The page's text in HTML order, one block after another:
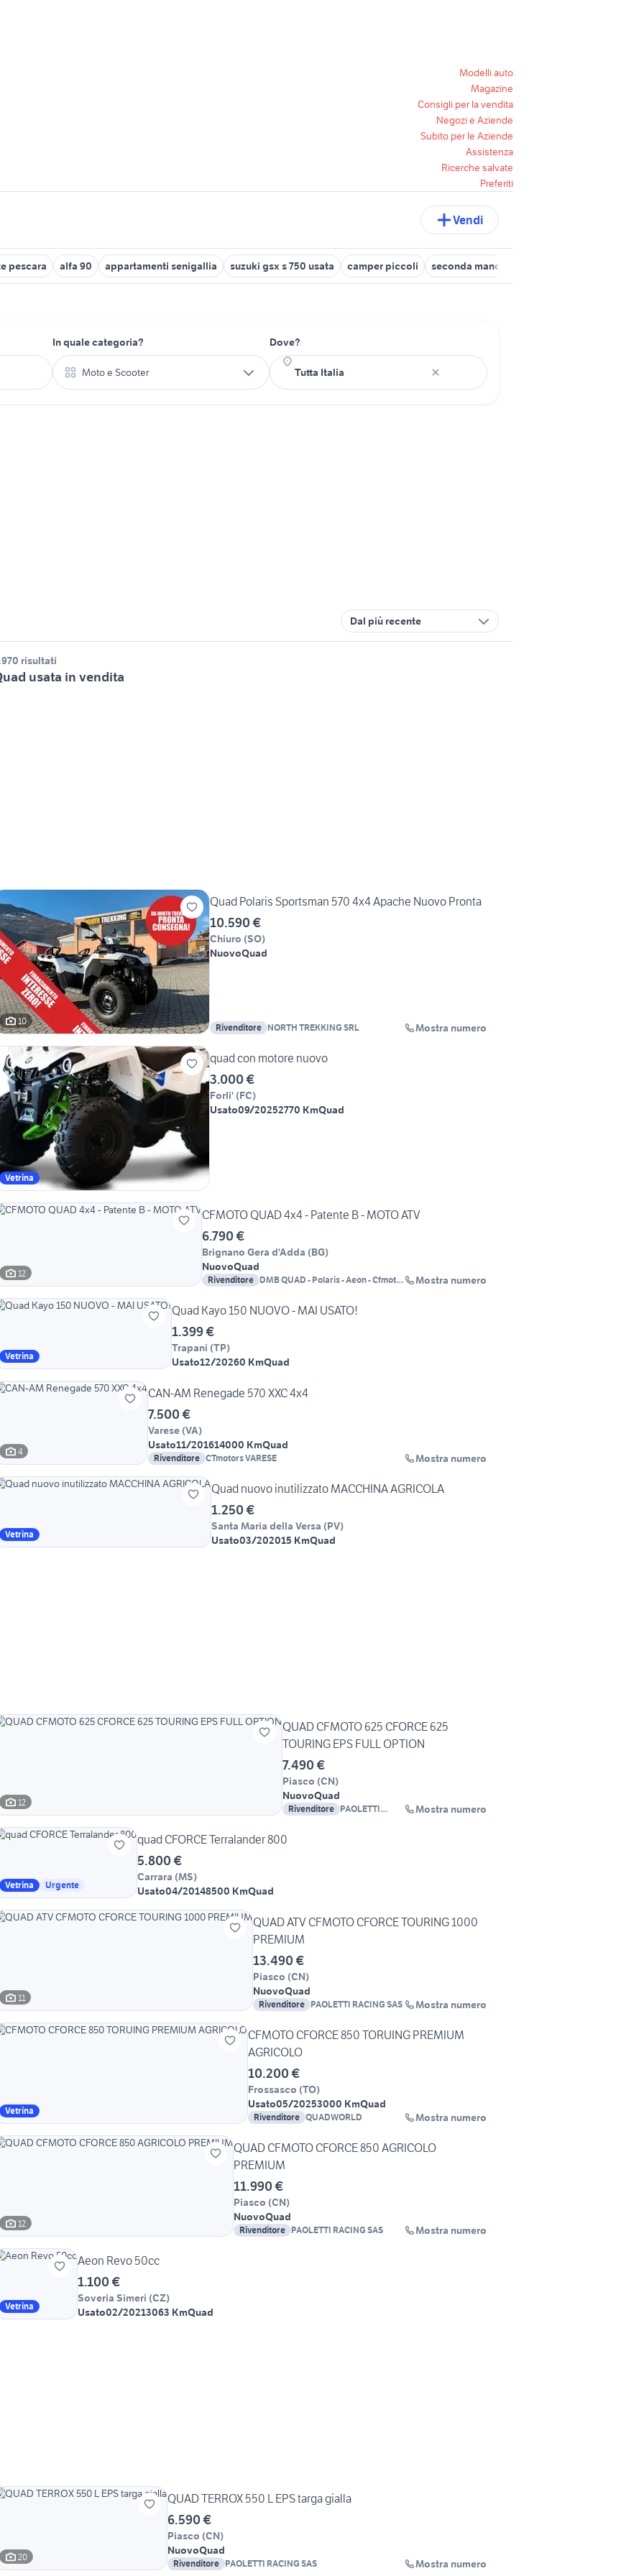
Modelli auto
Magazine
Consigli per la vendita
Negozi e Aziende
Subito per le Aziende
Assistenza
Ricerche salvate
Preferiti
Vendi
pescara alfa 90 appartamenti senigallia suzuki gsx s 750 usata camper piccoli seconda mano Terrasini
In quale categoria?
Moto e Scooter
Dove?
Dal più recente
risultati
usata in vendita
10
Quad Polaris Sportsman 570 4x4 Apache Nuovo Pronta
10.590 €
Chiuro (SO)
NuovoQuad
Rivenditore NORTH TREKKING SRL Mostra numero
Vetrina
quad con motore nuovo
3.000 €
Forli' (FC)
Usato09/20252770 KmQuad
12
CFMOTO QUAD 4x4 - Patente B - MOTO ATV
6.790 €
Brignano Gera d'Adda (BG)
NuovoQuad
Rivenditore DMB QUAD - Polaris - Aeon - Cfmoto
Mostra numero
Vetrina
Quad Kayo 150 NUOVO - MAI USATO!
1.399 €
Trapani (TP)
Usato12/20260 KmQuad
4
CAN-AM Renegade 570 XXC 4x4
7.500 €
Varese (VA)
Usato11/201614000 KmQuad
Rivenditore CTmotors VARESE Mostra numero
Vetrina
Quad nuovo inutilizzato MACCHINA AGRICOLA
1.250 €
Santa Maria della Versa (PV)
Usato03/202015 KmQuad
12
QUAD CFMOTO 625 CFORCE 625
TOURING EPS FULL OPTION
7.490 €
Piasco (CN)
NuovoQuad
Rivenditore PAOLETTI
Mostra numero
Vetrina Urgente
quad CFORCE Terralander 800
5.800 €
Carrara (MS)
Usato04/20148500 KmQuad
11
QUAD ATV CFMOTO CFORCE TOURING 1000
PREMIUM
13.490 €
Piasco (CN)
NuovoQuad
Rivenditore PAOLETTI RACING SAS Mostra numero
Vetrina
CFMOTO CFORCE 850 TORUING PREMIUM
AGRICOLO
10.200 €
Frossasco (TO)
Usato05/20253000 KmQuad
Rivenditore QUADWORLD Mostra numero
12
QUAD CFMOTO CFORCE 850 AGRICOLO
PREMIUM
11.990 €
Piasco (CN)
NuovoQuad
Rivenditore PAOLETTI RACING SAS Mostra numero
Vetrina
Aeon Revo 50cc
1.100 €
Soveria Simeri (CZ)
Usato02/20213063 KmQuad
20
QUAD TERROX 550 L EPS targa gialla
6.590 €
Piasco (CN)
NuovoQuad
Rivenditore PAOLETTI RACING SAS Mostra numero